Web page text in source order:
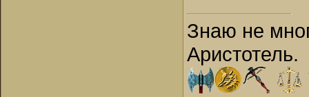
Знаю не
Аристотель.